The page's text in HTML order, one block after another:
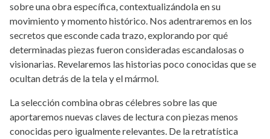
sobre una obra específica, contextualizándola en su
movimiento y momento histórico. Nos adentraremos en los
secretos que esconde cada trazo, explorando por qué
determinadas piezas fueron consideradas escandalosas o
visionarias. Revelaremos las historias poco conocidas que se
ocultan detrás de la tela y el mármol.
La selección combina obras célebres sobre las que
aportaremos nuevas claves de lectura con piezas menos
conocidas pero igualmente relevantes. De la retratística